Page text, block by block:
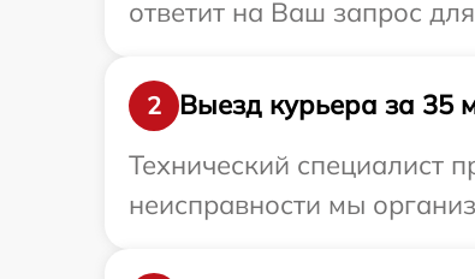
ответит на Ваш запрос
2
Выезд курьера за 35
Технический специалист
неисправности мы